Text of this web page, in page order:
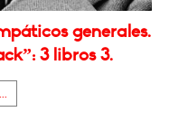
generales.
3 libros 3.